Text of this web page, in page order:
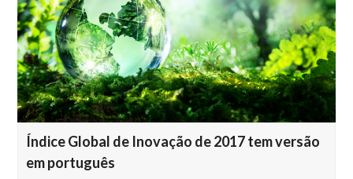
Índice Global de Inovação de 2017 tem versão
em português